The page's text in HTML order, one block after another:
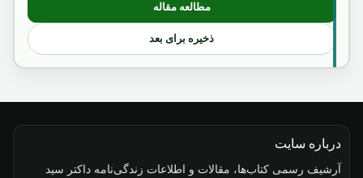
مطالعه مقاله
: آگست2018
ذخیره برای بعد
درباره سایت
آرشیف رسمی کتاب‌ها، مقالات و اطلاعات زندگی‌نامه داکتر سید